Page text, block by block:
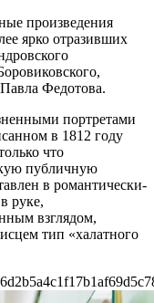
произведения
ярко отразивших
Федотова.
портретами
в 1812 году
что
публичную
в романтически-
руке,
взглядом,
тип «халатного